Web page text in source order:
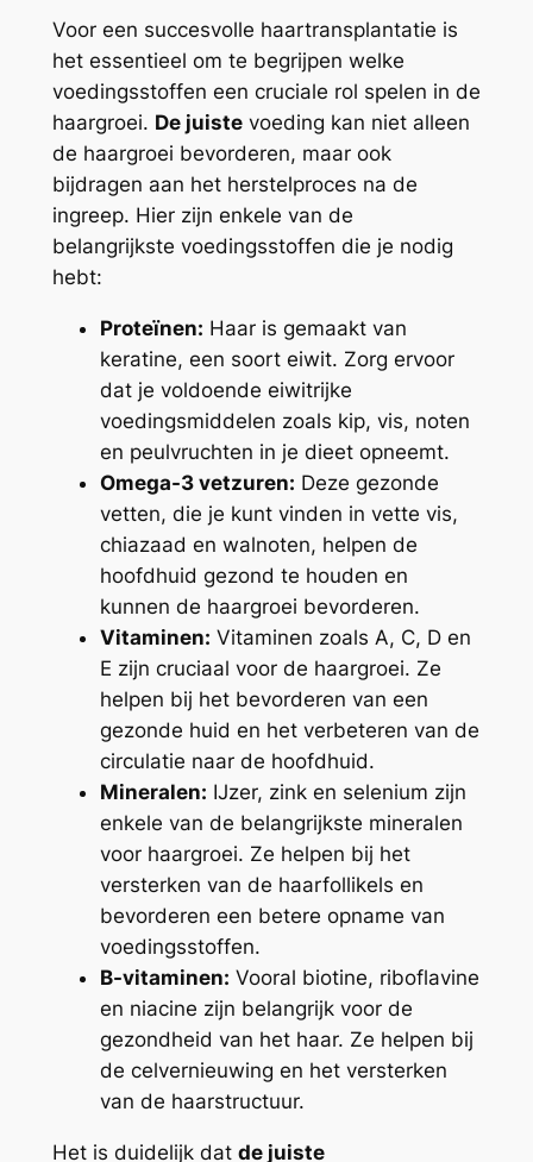
Voor een succesvolle haartransplantatie is
het essentieel om te begrijpen welke
voedingsstoffen een cruciale rol spelen in de
haargroei. De juistevoeding kan niet alleen
de haargroei bevorderen, maar ook
bijdragen aan het herstelproces na de
ingreep. Hier zijn enkele van de
belangrijkste voedingsstoffen die je nodig
hebt:
Proteïnen: Haar is gemaakt van
keratine, een soort eiwit. Zorg ervoor
dat je voldoende eiwitrijke
voedingsmiddelen zoals kip, vis, noten
en peulvruchten in je dieet opneemt.
Omega-3 vetzuren: Deze gezonde
vetten, die je kunt vinden in vette vis,
chiazaad en walnoten, helpen de
hoofdhuid gezond te houden en
kunnen de haargroei bevorderen.
Vitaminen: Vitaminen zoals A, C, D en
E zijn cruciaal voor de haargroei. Ze
helpen bij het bevorderen van een
gezonde huid en het verbeteren van de
circulatie naar de hoofdhuid.
Mineralen: IJzer, zink en selenium zijn
enkele van de belangrijkste mineralen
voor haargroei. Ze helpen bij het
versterken van de haarfollikels en
bevorderen een betere opname van
voedingsstoffen.
B-vitaminen: Vooral biotine, riboflavine
en niacine zijn belangrijk voor de
gezondheid van het haar. Ze helpen bij
de celvernieuwing en het versterken
van de haarstructuur.
Het is duidelijk dat de juiste